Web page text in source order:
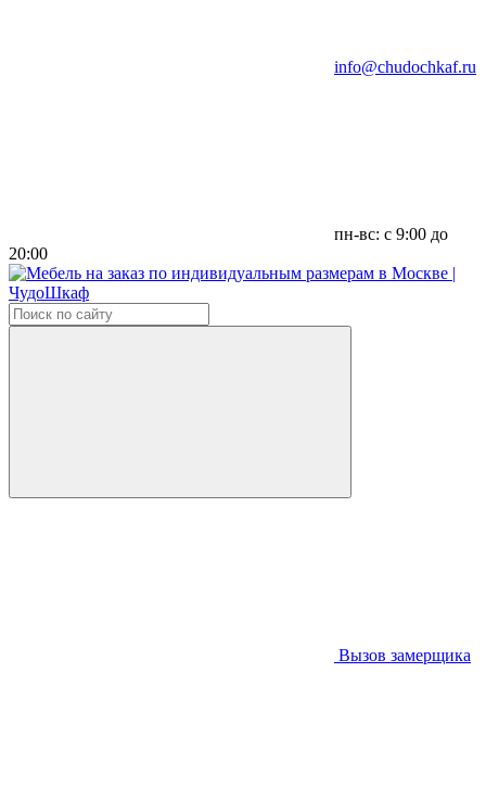
info@chudochkaf.ru
пн-вс: с 9:00 до
20:00
Вызов замерщика